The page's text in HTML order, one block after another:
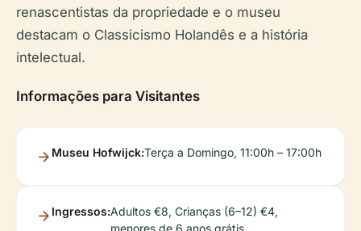
renascentistas da propriedade e o museu
destacam o Classicismo Holandês e a história
intelectual.
Informações para Visitantes
Museu Hofwijck:Terça a Domingo, 11:00h – 17:00h
Ingressos:Adultos €8, Crianças (6–12) €4,